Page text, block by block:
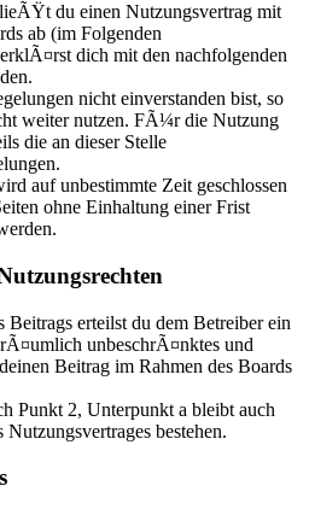
du einen Nutzungsvertrag mit
ab (im Folgenden
dich mit den nachfolgenden
nicht einverstanden bist, so
weiter nutzen. FÃ¼r die Nutzung
die an dieser Stelle
auf unbestimmte Zeit geschlossen
ohne Einhaltung einer Frist
Beitrags erteilst du dem Betreiber ein
unbeschrÃ¤nktes und
Beitrag im Rahmen des Boards
Punkt 2, Unterpunkt a bleibt auch
bestehen.